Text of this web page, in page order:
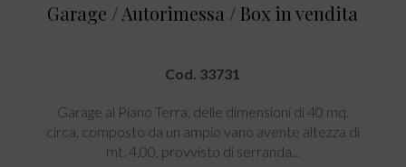
Garage / Autorimessa / Box in vendita
Cod. 33731
Garage al Piano Terra, delle dimensioni di 40 mq.
circa, composto da un ampio vano avente altezza di
mt. 4,00, provvisto di serranda...